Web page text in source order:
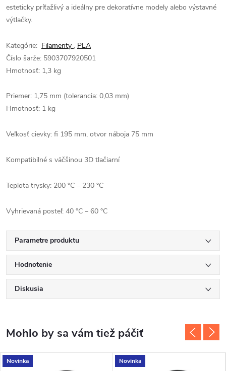
esteticky príťažlivý a ideálny pre dekoratívne modely alebo výstavné
výtlačky.
Kategórie: Filamenty , PLA
Číslo šarže: 5903707920501
Hmotnosť: 1,3 kg
Priemer: 1,75 mm (tolerancia: 0,03 mm)
Hmotnosť: 1 kg
Veľkosť cievky: fi 195 mm, otvor náboja 75 mm
Kompatibilné s väčšinou 3D tlačiarní
Teplota trysky: 200 °C – 230 °C
Vyhrievaná posteľ: 40 °C – 60 °C
Parametre produktu
Hodnotenie
Diskusia
Novinka Novinka